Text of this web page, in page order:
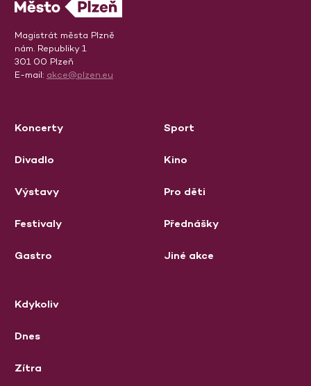
Magistrát města Plzně
nám. Republiky 1
301 00 Plzeň
E-mail: akce@plzen.eu
Koncerty
Divadlo
Výstavy
Festivaly
Gastro
Sport
Kino
Pro děti
Přednášky
Jiné akce
Kdykoliv
Dnes
Zítra